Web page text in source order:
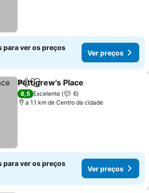
para ver os preços
Ver preços
PartilharAdicionar aos favoritos
Pettigrew's Place
8,5 Excelente
6
a 1.1 km de Centro da cidade
para ver os preços
Ver preços